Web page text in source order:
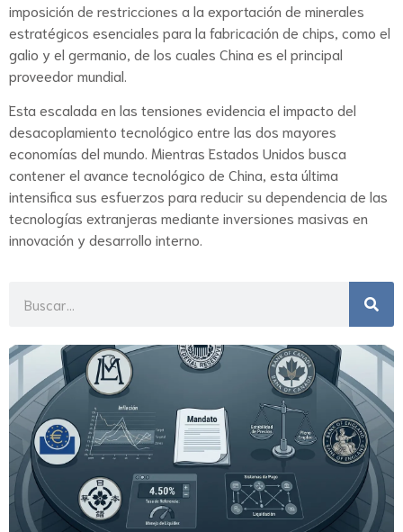
imposición de restricciones a la exportación de minerales
estratégicos esenciales para la fabricación de chips, como el
galio y el germanio, de los cuales China es el principal
proveedor mundial.
Esta escalada en las tensiones evidencia el impacto del
desacoplamiento tecnológico entre las dos mayores
economías del mundo. Mientras Estados Unidos busca
contener el avance tecnológico de China, esta última
intensifica sus esfuerzos para reducir su dependencia de las
tecnologías extranjeras mediante inversiones masivas en
innovación y desarrollo interno.